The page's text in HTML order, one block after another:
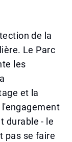
de la
Le Parc
les
et la
durable - le
pas se faire